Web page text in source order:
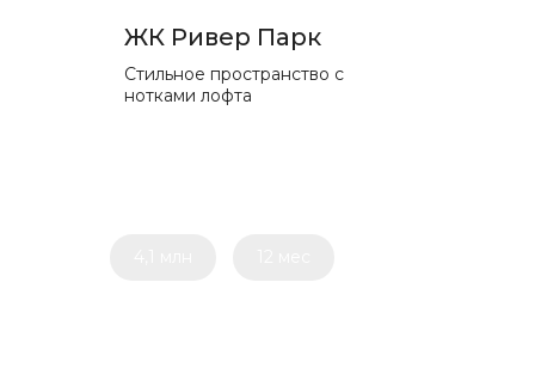
ЖК Ривер Парк
Стильное пространство с
нотками лофта